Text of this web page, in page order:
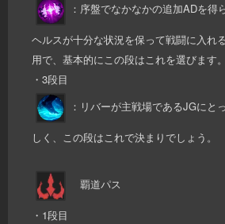
：序盤でなかなかの追加ADを得
ヘルスが十分な状況を保って戦闘に入れ
用で、基本的にこの段はこれを選びます。
・3段目
：リバーが主戦場であるJGにと
しく、この段はこれで決まりでしょう。
覇道パス
・1段目